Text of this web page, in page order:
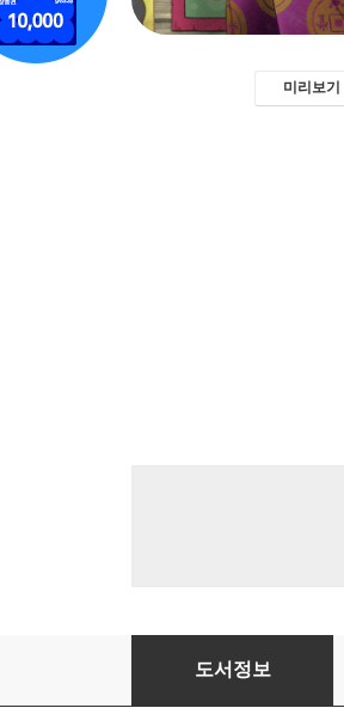
미리보기
이상한 과자 가게 전천당 4
도서정보